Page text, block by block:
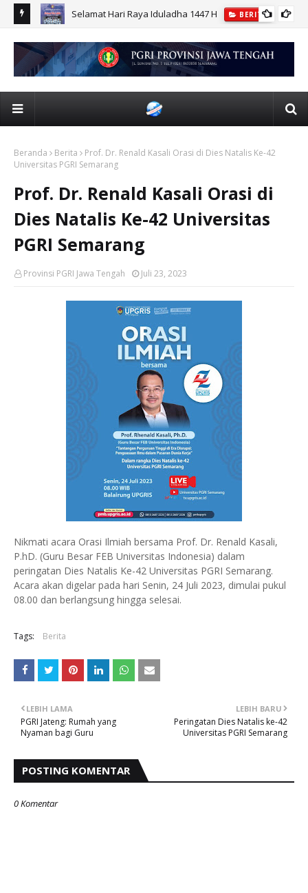
Selamat Hari Raya Iduladha 1447 H BERITA
Beranda Berita
Prof. Dr. Renald Kasali Orasi di Dies Natalis Ke-42
Universitas PGRI Semarang
Prof. Dr. Renald Kasali Orasi di
Dies Natalis Ke-42 Universitas
PGRI Semarang
Provinsi PGRI Jawa Tengah Juli 23, 2023
Nikmati acara Orasi Ilmiah bersama Prof. Dr. Renald Kasali,
P.hD. (Guru Besar FEB Universitas Indonesia) dalam
peringatan Dies Natalis Ke-42 Universitas PGRI Semarang.
Acara akan digelar pada hari Senin, 24 Juli 2023, dimulai pukul
08.00 dan berlangsung hingga selesai.
Tags: Berita
LEBIH BARU
Peringatan Dies Natalis ke-42
Universitas PGRI Semarang
LEBIH LAMA
PGRI Jateng: Rumah yang
Nyaman bagi Guru
POSTING KOMENTAR
0 Komentar